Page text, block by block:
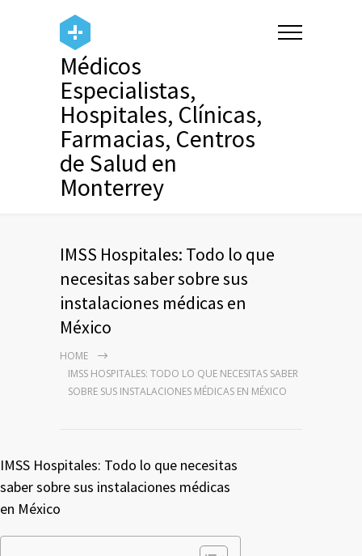
Médicos
Especialistas,
Hospitales, Clínicas,
Farmacias, Centros
de Salud en
Monterrey
IMSS Hospitales: Todo lo que
necesitas saber sobre sus
instalaciones médicas en
México
HOME
IMSS HOSPITALES: TODO LO QUE NECESITAS SABER
SOBRE SUS INSTALACIONES MÉDICAS EN MÉXICO
IMSS Hospitales: Todo lo que necesitas
saber sobre sus instalaciones médicas
en México